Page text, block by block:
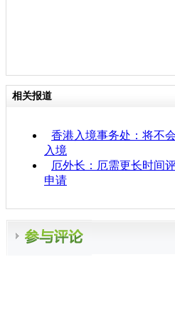
相关报道
香港入境事务处：将不
入境
厄外长：厄需更长时间
申请